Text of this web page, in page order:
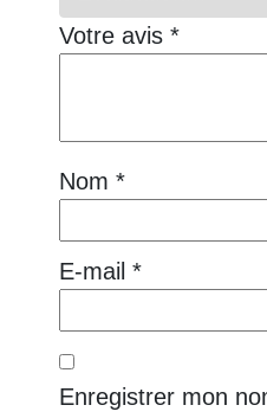
Votre avis *
Nom *
E-mail *
Enregistrer mon